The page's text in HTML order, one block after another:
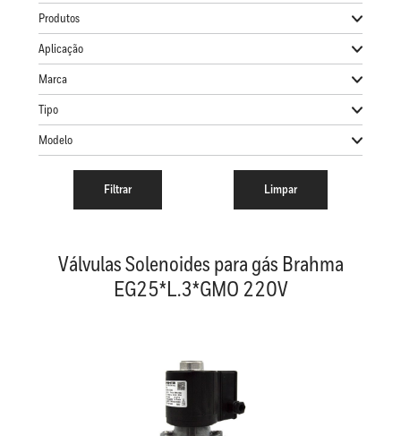
Produtos
Aplicação
Marca
Tipo
Modelo
Válvulas Solenoides para gás Brahma
EG25*L.3*GMO 220V